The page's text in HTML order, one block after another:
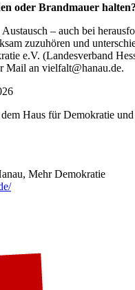
oder Brandmauer
– auch bei
zuzuhören und
e.V. (Landesverband
Mail an vielfalt@hanau.de.
Haus für Demokratie
Mehr Demokratie